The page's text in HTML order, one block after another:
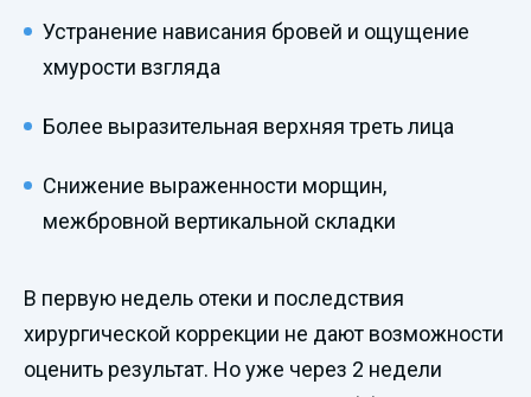
Устранение нависания бровей и ощущение
хмурости взгляда
Более выразительная верхняя треть лица
Снижение выраженности морщин,
межбровной вертикальной складки
В первую недель отеки и последствия
хирургической коррекции не дают возможности
оценить результат. Но уже через 2 недели